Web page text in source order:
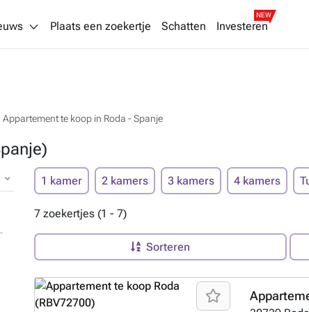
Plaats een zoekertje Schatten Investeren
NEW
Appartement te koop in Roda - Spanje
1 kamer 2 kamers 3 kamers 4 kamers
7 zoekertjes (1 - 7)
Sorteren